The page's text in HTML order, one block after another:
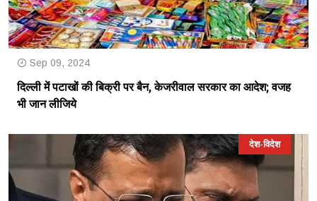
Sep 09, 2024
दिल्ली में पटाखों की बिक्री पर बैन, केजरीवाल सरकार का आदेश; वजह
भी जान लीजिये
देश-विदेश